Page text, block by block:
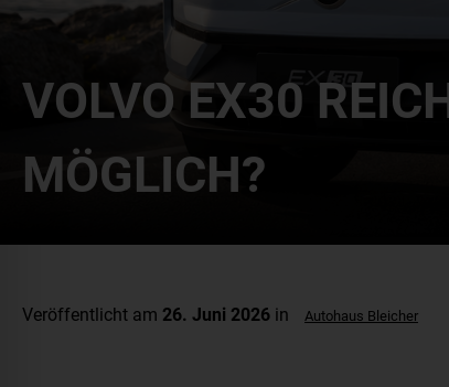
VOLVO EX30
MÖGLICH?
Veröffentlicht am 26. Juni 2026 in Autohaus Bleicher